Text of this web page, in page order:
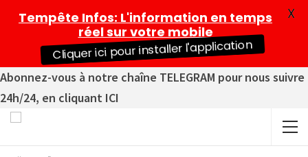
Abonnez-vous à notre chaîne TELEGRAM pour nous suivre
24h/24, en cliquant ICI
Tempête Infos: L'information en temps
réel sur votre mobile
Cliquer ici pour installer l'application
X